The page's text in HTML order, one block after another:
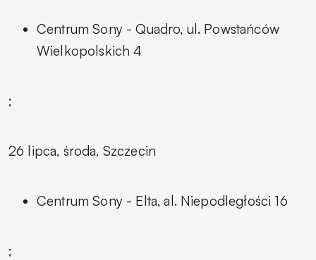
Centrum Sony - Quadro, ul. Powstańców
Wielkopolskich 4
;
26 lipca, środa, Szczecin
Centrum Sony - Elta, al. Niepodległości 16
;